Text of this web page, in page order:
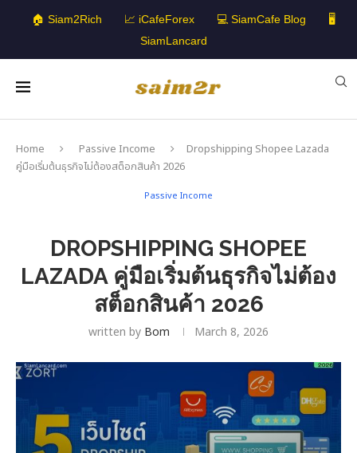
🏠 Siam2Rich 📈 iCafeForex 💻 SiamCafe Blog
🖥️
SiamLancard
Home Passive Income
Dropshipping Shopee Lazada
คู่มือเริ่มต้นธุรกิจไม่ต้องสต็อกสินค้า 2026
Passive Income
DROPSHIPPING SHOPEE
LAZADA คู่มือเริ่มต้นธุรกิจไม่ต้อง
สต็อกสินค้า 2026
written by Bom March 8, 2026